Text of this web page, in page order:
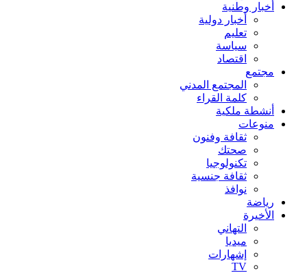
أخبار وطنية
أخبار دولية
تعليم
سياسة
اقتصاد
مجتمع
المجتمع المدني
كلمة القراء
أنشطة ملكية
منوعات
ثقافة وفنون
صحتك
تكنولوجيا
ثقافة جنسية
نوافذ
رياضة
الأخيرة
التهاني
ميديا
إشهارات
TV